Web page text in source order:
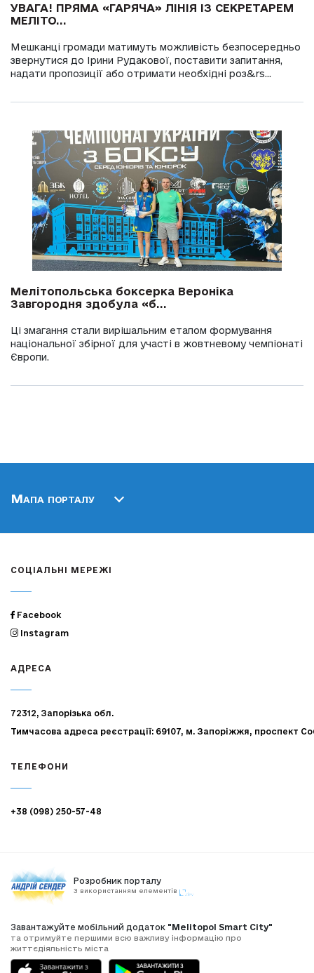
УВАГА! ПРЯМА «ГАРЯЧА» ЛІНІЯ ІЗ СЕКРЕТАРЕМ
МЕЛІТО...
Мешканці громади матимуть можливість безпосередньо
звернутися до Ірини Рудакової, поставити запитання,
надати пропозиції або отримати необхідні роз&rs...
Мелітопольська боксерка Вероніка
Завгородня здобула «б...
Ці змагання стали вирішальним етапом формування
національної збірної для участі в жовтневому чемпіонаті
Європи.
Мапа порталу
СОЦІАЛЬНІ МЕРЕЖІ
Facebook
Instagram
АДРЕСА
72312, Запорізька обл.
Тимчасова адреса реєстрації: 69107, м. Запоріжжя, проспект
ТЕЛЕФОНИ
+38 (098) 250-57-48
Розробник порталу
З використанням елементів
Завантажуйте мобільний додаток "Melitopol Smart City"
та отримуйте першими всю важливу інформацію про
життєдіяльність міста